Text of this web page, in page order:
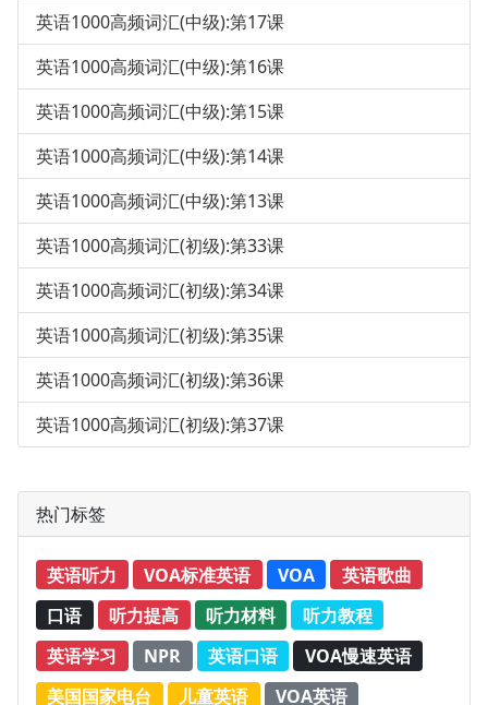
英语1000高频词汇(中级):第17课
英语1000高频词汇(中级):第16课
英语1000高频词汇(中级):第15课
英语1000高频词汇(中级):第14课
英语1000高频词汇(中级):第13课
英语1000高频词汇(初级):第33课
英语1000高频词汇(初级):第34课
英语1000高频词汇(初级):第35课
英语1000高频词汇(初级):第36课
英语1000高频词汇(初级):第37课
热门标签
英语听力 VOA标准英语 VOA
英语歌曲
口语
听力提高 听力材料
听力教程
英语学习
NPR 英语口语
VOA慢速英语
美国国家电台
儿童英语 VOA英语